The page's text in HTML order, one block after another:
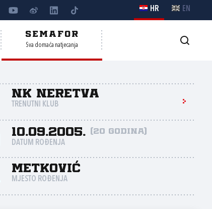
HR EN
SEMAFOR
Sva domaća natjecanja
NK Neretva
TRENUTNI KLUB
10.09.2005. (20 godina)
DATUM ROĐENJA
Metković
MJESTO ROĐENJA